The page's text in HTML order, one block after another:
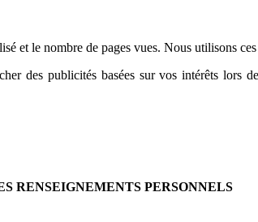
et le nombre de pages vues. Nous utilisons
des publicités basées sur vos intérêts lors
RENSEIGNEMENTS PERSONNELS